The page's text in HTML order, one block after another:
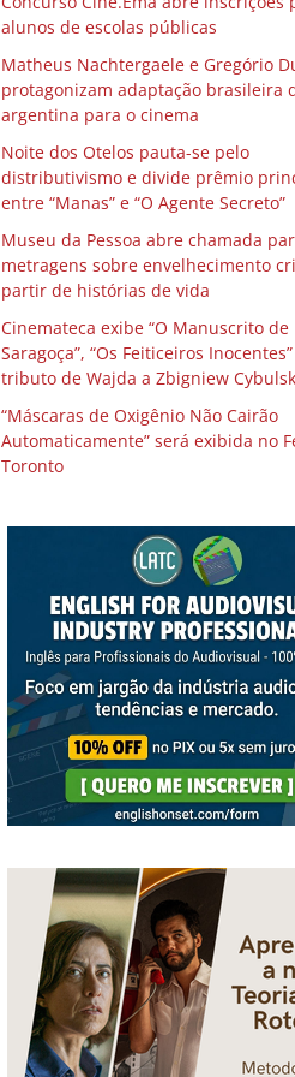
alunos de escolas públicas
Matheus Nachtergaele e Gregório
protagonizam adaptação brasileira
argentina para o cinema
Noite dos Otelos pauta-se pelo
distributivismo e divide prêmio
entre “Manas” e “O Agente Secreto”
Museu da Pessoa abre chamada
metragens sobre envelhecimento
partir de histórias de vida
Cinemateca exibe “O Manuscrito de
Saragoça”, “Os Feiticeiros
tributo de Wajda a Zbigniew
“Máscaras de Oxigênio Não Cairão
Automaticamente” será exibida no
Toronto